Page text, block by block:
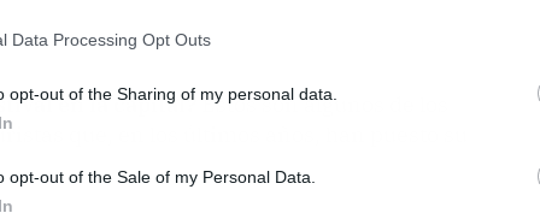
Data Processing Opt Outs
opt-out of the Sharing of my personal data.
opt-out of the Sale of my Personal Data.
en la capital? Estos son algunos de los
que, en los últimos años, han puesto su